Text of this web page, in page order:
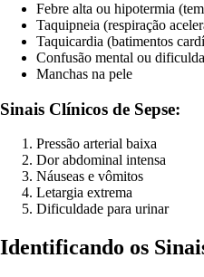
Febre alta ou hipotermia
Taquipneia (respiração
Taquicardia (batimentos
Confusão mental ou
Manchas na pele
Sinais Clínicos de Sepse:
Pressão arterial baixa
Dor abdominal intensa
Náuseas e vômitos
Letargia extrema
Dificuldade para urinar
Identificando os